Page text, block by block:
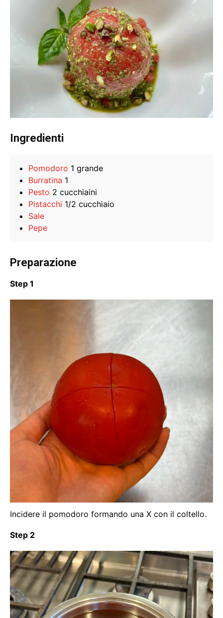
Ingredienti
Pomodoro 1 grande
Burratina 1
Pesto 2 cucchiaini
Pistacchi 1/2 cucchiaio
Sale
Pepe
Preparazione
Step 1
Incidere il pomodoro formando una X con il coltello.
Step 2